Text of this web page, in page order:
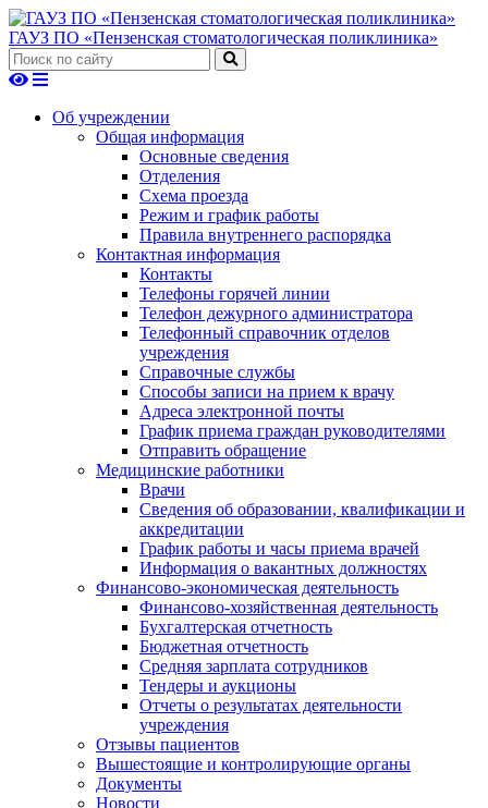
ГАУЗ ПО «Пензенская стоматологическая поликлиника»
Об учреждении
Общая информация
Основные сведения
Отделения
Схема проезда
Режим и график работы
Правила внутреннего распорядка
Контактная информация
Контакты
Телефоны горячей линии
Телефон дежурного администратора
Телефонный справочник отделов
учреждения
Справочные службы
Способы записи на прием к врачу
Адреса электронной почты
График приема граждан руководителями
Отправить обращение
Медицинские работники
Врачи
Сведения об образовании, квалификации и
аккредитации
График работы и часы приема врачей
Информация о вакантных должностях
Финансово-экономическая деятельность
Финансово-хозяйственная деятельность
Бухгалтерская отчетность
Бюджетная отчетность
Средняя зарплата сотрудников
Тендеры и аукционы
Отчеты о результатах деятельности
учреждения
Отзывы пациентов
Вышестоящие и контролирующие органы
Документы
Новости